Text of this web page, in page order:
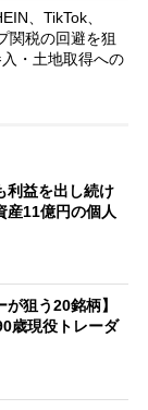
、TikTok、
関税の回避を狙
・土地取得への
利益を出し続け
産11億円の個人
が狙う20銘柄】
歳現役トレーダ